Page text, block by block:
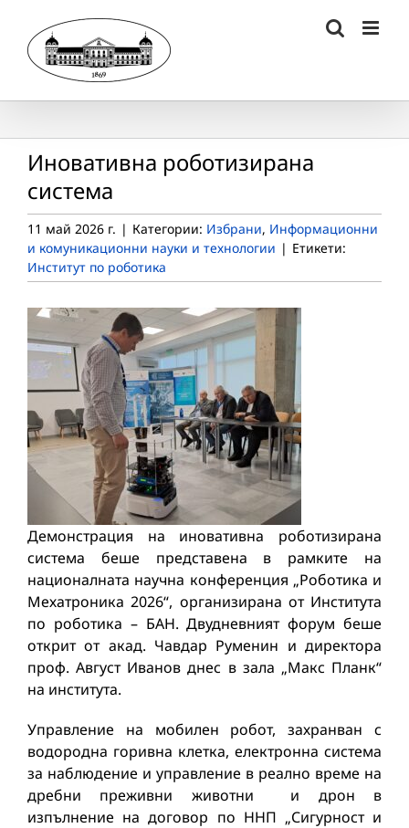
content
Иновативна роботизирана
система
11 май 2026 г. | Категории: Избрани, Информационни
и комуникационни науки и технологии | Етикети:
Институт по роботика
Демонстрация на иновативна роботизирана
система беше представена в рамките на
националната научна конференция „Роботика и
Мехатроника 2026“, организирана от Института
по роботика – БАН. Двудневният форум беше
открит от акад. Чавдар Руменин и директора
проф. Август Иванов днес в зала „Макс Планк“
на института.
Управление на мобилен робот, захранван с
водородна горивна клетка, електронна система
за наблюдение и управление в реално време на
дребни преживни животни и дрон в
изпълнение на договор по ННП „Сигурност и